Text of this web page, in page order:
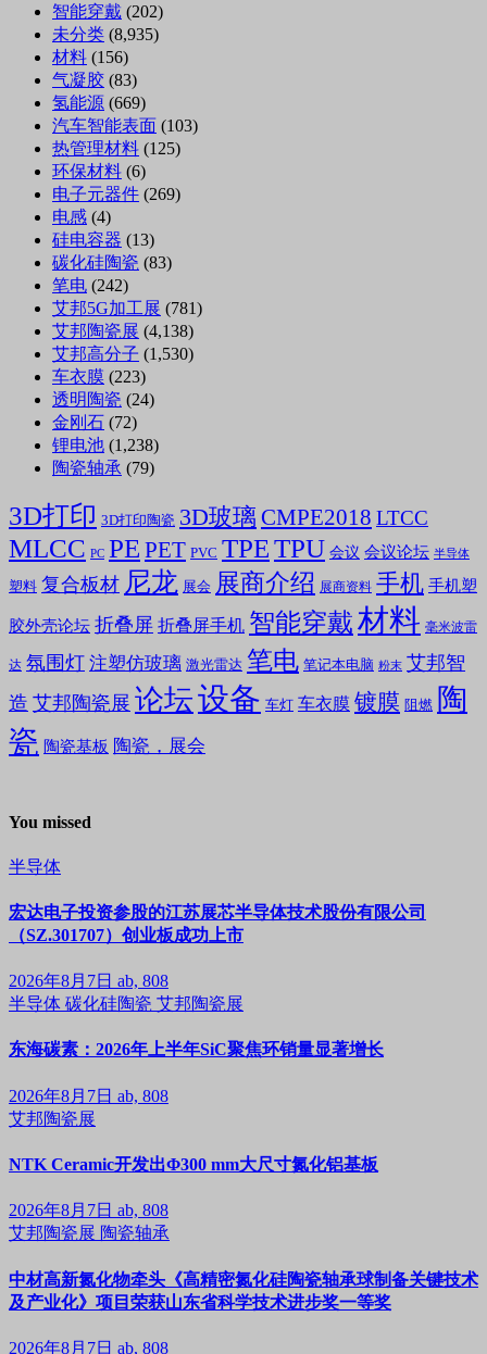
智能穿戴 (202)
未分类 (8,935)
材料 (156)
气凝胶 (83)
氢能源 (669)
汽车智能表面 (103)
热管理材料 (125)
环保材料 (6)
电子元器件 (269)
电感 (4)
硅电容器 (13)
碳化硅陶瓷 (83)
笔电 (242)
艾邦5G加工展 (781)
艾邦陶瓷展 (4,138)
艾邦高分子 (1,530)
车衣膜 (223)
透明陶瓷 (24)
金刚石 (72)
锂电池 (1,238)
陶瓷轴承 (79)
3D打印 3D打印陶瓷 3D玻璃 CMPE2018 LTCC
MLCC PC PE PET PVC TPETPU 会议 会议论坛 半导体
塑料 复合板材 尼龙 展会 展商介绍 展商资料 手机 手机塑
胶外壳论坛 折叠屏 折叠屏手机 智能穿戴材料 毫米波雷
达 氛围灯 注塑仿玻璃 激光雷达 笔电 笔记本电脑 粉末 艾邦智
造 艾邦陶瓷展 论坛设备 车灯 车衣膜 镀膜 阻燃 陶
瓷 陶瓷基板 陶瓷，展会
You missed
半导体
宏达电子投资参股的江苏展芯半导体技术股份有限公司
（SZ.301707）创业板成功上市
2026年8月7日 ab, 808
半导体 碳化硅陶瓷 艾邦陶瓷展
东海碳素：2026年上半年SiC聚焦环销量显著增长
2026年8月7日 ab, 808
艾邦陶瓷展
NTK Ceramic开发出Φ300 mm大尺寸氮化铝基板
2026年8月7日 ab, 808
艾邦陶瓷展 陶瓷轴承
中材高新氮化物牵头《高精密氮化硅陶瓷轴承球制备关键技术
及产业化》项目荣获山东省科学技术进步奖一等奖
2026年8月7日 ab, 808